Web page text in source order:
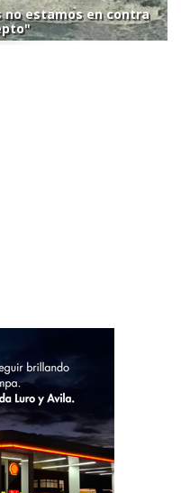
estamos en contra